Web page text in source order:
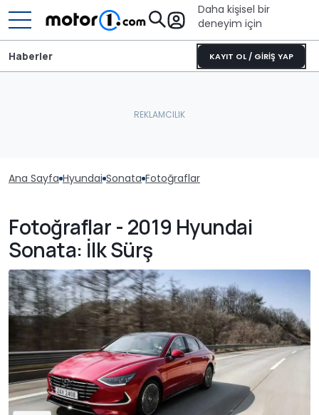
Daha kişisel bir
deneyim için
KAYIT OL / GİRİŞ YAP
Haberler
Ana Sayfa Hyundai Sonata Fotoğraflar
Fotoğraflar - 2019 Hyundai
Sonata: İlk Sürş